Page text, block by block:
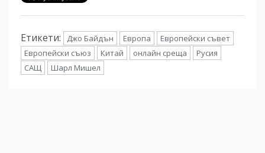
Етикети: Джо Байдън Европа
Европейски съвет
Европейски съюз
Китай онлайн среща
Русия
САЩ
Шарл Мишел